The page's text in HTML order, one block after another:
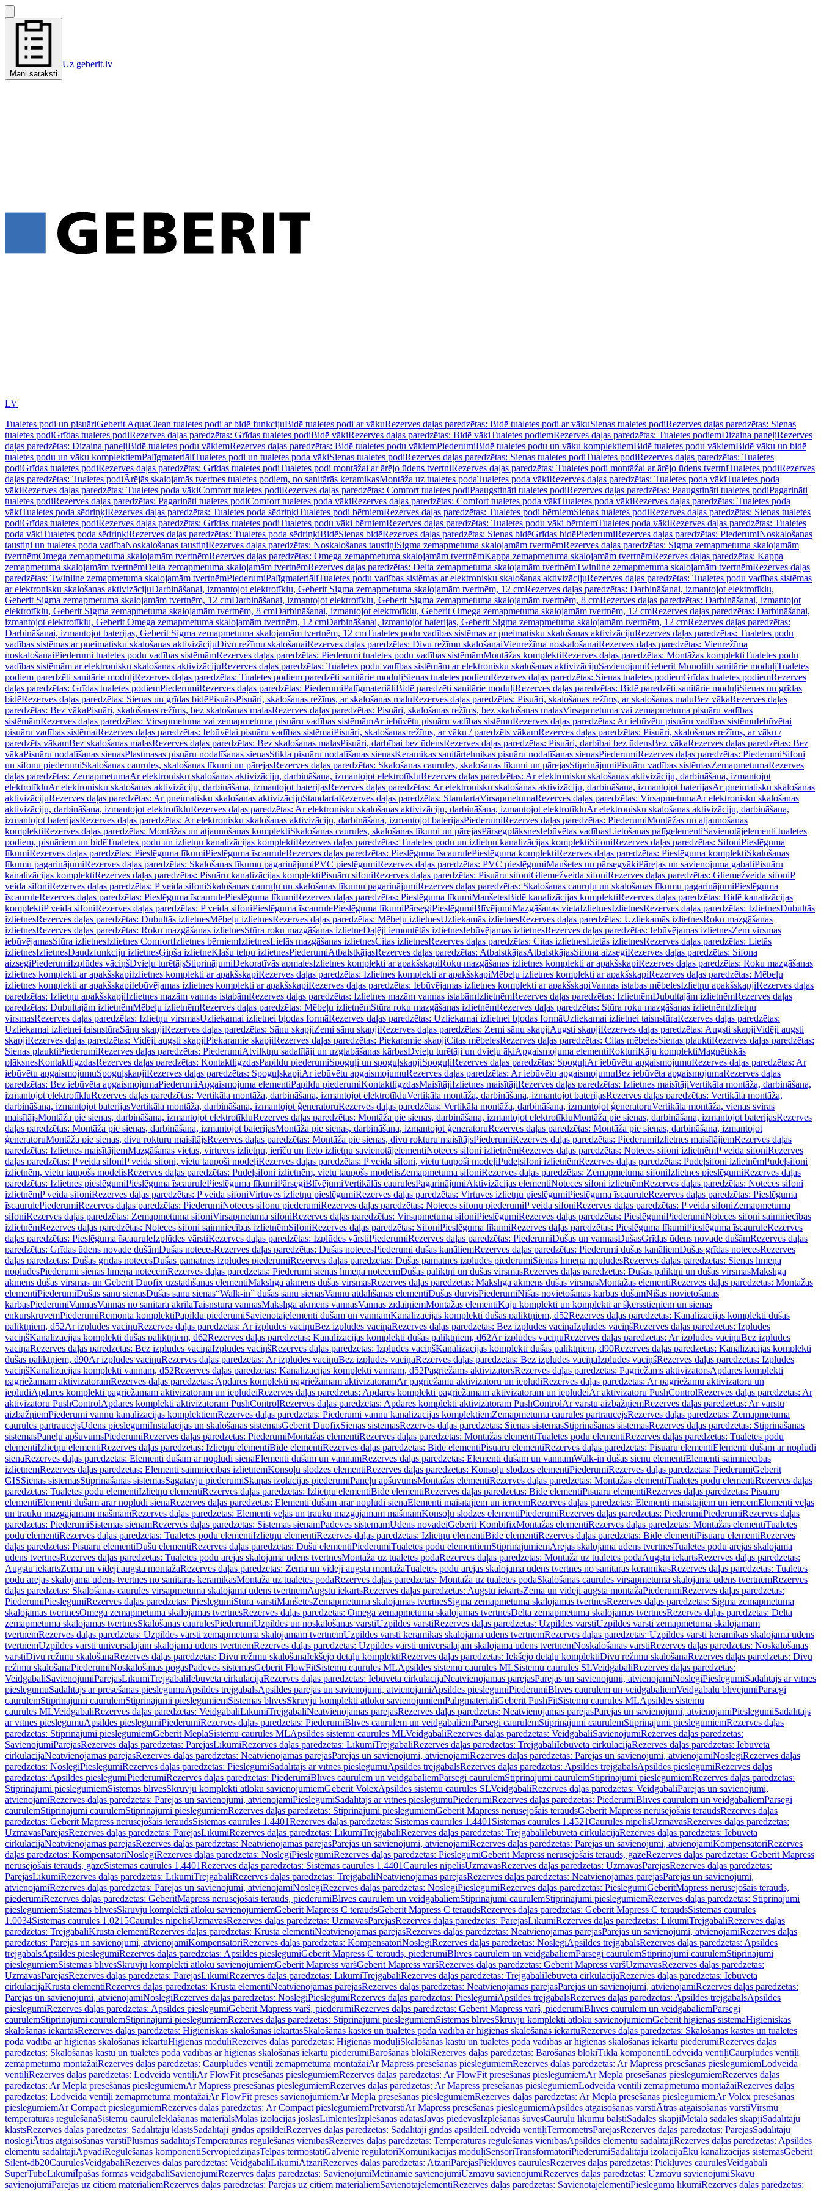
Mani saraksti
Uz geberit.lv
LV
Tualetes podi un pisuāriGeberit AquaClean tualetes podi ar bidē funkcijuBidē tualetes podi ar vākuRezerves daļas paredzētas: Bidē tualetes podi ar vākuSienas tualetes podiRezerves daļas paredzētas: Sienas
tualetes podiGrīdas tualetes podiRezerves daļas paredzētas: Grīdas tualetes podiBidē vākiRezerves daļas paredzētas: Bidē vākiTualetes podiemRezerves daļas paredzētas: Tualetes podiemDizaina paneļiRezerves
daļas paredzētas: Dizaina paneļiBidē tualetes podu vākiemRezerves daļas paredzētas: Bidē tualetes podu vākiemPiederumiBidē tualetes podu un vāku komplektiemBidē tualetes podu vākiemBidē vāku un bidē
tualetes podu un vāku komplektiemPalīgmateriāliTualetes podi un tualetes poda vākiSienas tualetes podiRezerves daļas paredzētas: Sienas tualetes podiTualetes podiRezerves daļas paredzētas: Tualetes
podiGrīdas tualetes podiRezerves daļas paredzētas: Grīdas tualetes podiTualetes podi montāžai ar ārējo ūdens tvertniRezerves daļas paredzētas: Tualetes podi montāžai ar ārējo ūdens tvertniTualetes podiRezerves
daļas paredzētas: Tualetes podiĀrējās skalojamās tvertnes tualetes podiem, no sanitārās keramikasMontāža uz tualetes podaTualetes poda vākiRezerves daļas paredzētas: Tualetes poda vākiTualetes poda
vākiRezerves daļas paredzētas: Tualetes poda vākiComfort tualetes podiRezerves daļas paredzētas: Comfort tualetes podiPaaugstināti tualetes podiRezerves daļas paredzētas: Paaugstināti tualetes podiPagarināti
tualetes podiRezerves daļas paredzētas: Pagarināti tualetes podiComfort tualetes poda vākiRezerves daļas paredzētas: Comfort tualetes poda vākiTualetes poda vākiRezerves daļas paredzētas: Tualetes poda
vākiTualetes poda sēdriņķiRezerves daļas paredzētas: Tualetes poda sēdriņķiTualetes podi bērniemRezerves daļas paredzētas: Tualetes podi bērniemSienas tualetes podiRezerves daļas paredzētas: Sienas tualetes
podiGrīdas tualetes podiRezerves daļas paredzētas: Grīdas tualetes podiTualetes podu vāki bērniemRezerves daļas paredzētas: Tualetes podu vāki bērniemTualetes poda vākiRezerves daļas paredzētas: Tualetes
poda vākiTualetes poda sēdriņķiRezerves daļas paredzētas: Tualetes poda sēdriņķiBidēSienas bidēRezerves daļas paredzētas: Sienas bidēGrīdas bidēPiederumiRezerves daļas paredzētas: PiederumiNoskalošanas
taustiņi un tualetes poda vadībaNoskalošanas taustiņiRezerves daļas paredzētas: Noskalošanas taustiņiSigma zemapmetuma skalojamām tvertnēmRezerves daļas paredzētas: Sigma zemapmetuma skalojamām
tvertnēmOmega zemapmetuma skalojamām tvertnēmRezerves daļas paredzētas: Omega zemapmetuma skalojamām tvertnēmKappa zemapmetuma skalojamām tvertnēmRezerves daļas paredzētas: Kappa
zemapmetuma skalojamām tvertnēmDelta zemapmetuma skalojamām tvertnēmRezerves daļas paredzētas: Delta zemapmetuma skalojamām tvertnēmTwinline zemapmetuma skalojamām tvertnēmRezerves daļas
paredzētas: Twinline zemapmetuma skalojamām tvertnēmPiederumiPalīgmateriāliTualetes podu vadības sistēmas ar elektronisku skalošanas aktivizācijuRezerves daļas paredzētas: Tualetes podu vadības sistēmas
ar elektronisku skalošanas aktivizācijuDarbināšanai, izmantojot elektrotīklu, Geberit Sigma zemapmetuma skalojamām tvertnēm, 12 cmRezerves daļas paredzētas: Darbināšanai, izmantojot elektrotīklu,
Geberit Sigma zemapmetuma skalojamām tvertnēm, 12 cmDarbināšanai, izmantojot elektrotīklu, Geberit Sigma zemapmetuma skalojamām tvertnēm, 8 cmRezerves daļas paredzētas: Darbināšanai, izmantojot
elektrotīklu, Geberit Sigma zemapmetuma skalojamām tvertnēm, 8 cmDarbināšanai, izmantojot elektrotīklu, Geberit Omega zemapmetuma skalojamām tvertnēm, 12 cmRezerves daļas paredzētas: Darbināšanai,
izmantojot elektrotīklu, Geberit Omega zemapmetuma skalojamām tvertnēm, 12 cmDarbināšanai, izmantojot baterijas, Geberit Sigma zemapmetuma skalojamām tvertnēm, 12 cmRezerves daļas paredzētas:
Darbināšanai, izmantojot baterijas, Geberit Sigma zemapmetuma skalojamām tvertnēm, 12 cmTualetes podu vadības sistēmas ar pneimatisku skalošanas aktivizācijuRezerves daļas paredzētas: Tualetes podu
vadības sistēmas ar pneimatisku skalošanas aktivizācijuDivu režīmu skalošanaiRezerves daļas paredzētas: Divu režīmu skalošanaiVienrežīma noskalošanaiRezerves daļas paredzētas: Vienrežīma
noskalošanaiPiederumi tualetes podu vadības sistēmāmRezerves daļas paredzētas: Piederumi tualetes podu vadības sistēmāmMontāžas komplektiRezerves daļas paredzētas: Montāžas komplektiTualetes podu
vadības sistēmām ar elektronisku skalošanas aktivizācijuRezerves daļas paredzētas: Tualetes podu vadības sistēmām ar elektronisku skalošanas aktivizācijuSavienojumiGeberit Monolith sanitārie moduļiTualetes
podiem paredzēti sanitārie moduļiRezerves daļas paredzētas: Tualetes podiem paredzēti sanitārie moduļiSienas tualetes podiemRezerves daļas paredzētas: Sienas tualetes podiemGrīdas tualetes podiemRezerves
daļas paredzētas: Grīdas tualetes podiemPiederumiRezerves daļas paredzētas: PiederumiPalīgmateriāliBidē paredzēti sanitārie moduļiRezerves daļas paredzētas: Bidē paredzēti sanitārie moduļiSienas un grīdas
bidēRezerves daļas paredzētas: Sienas un grīdas bidēPisuārsPisuāri, skalošanas režīms, ar skalošanas maluRezerves daļas paredzētas: Pisuāri, skalošanas režīms, ar skalošanas maluBez vākaRezerves daļas
paredzētas: Bez vākaPisuāri, skalošanas režīms, bez skalošanas malasRezerves daļas paredzētas: Pisuāri, skalošanas režīms, bez skalošanas malasVirsapmetuma vai zemapmetuma pisuāru vadības
sistēmāmRezerves daļas paredzētas: Virsapmetuma vai zemapmetuma pisuāru vadības sistēmāmAr iebūvētu pisuāru vadības sistēmuRezerves daļas paredzētas: Ar iebūvētu pisuāru vadības sistēmuIebūvētai
pisuāru vadības sistēmaiRezerves daļas paredzētas: Iebūvētai pisuāru vadības sistēmaiPisuāri, skalošanas režīms, ar vāku / paredzēts vākamRezerves daļas paredzētas: Pisuāri, skalošanas režīms, ar vāku /
paredzēts vākamBez skalošanas malasRezerves daļas paredzētas: Bez skalošanas malasPisuāri, darbībai bez ūdensRezerves daļas paredzētas: Pisuāri, darbībai bez ūdensBez vākaRezerves daļas paredzētas: Bez
vākaPisuāru nodalīšanas sienasPlastmasas pisuāru nodalīšanas sienasStikla pisuāru nodalīšanas sienasKeramikas sanitārtehnikas pisuāru nodalīšanas sienasPiederumiRezerves daļas paredzētas: PiederumiSifoni
un sifonu piederumiSkalošanas caurules, skalošanas līkumi un pārejasRezerves daļas paredzētas: Skalošanas caurules, skalošanas līkumi un pārejasStiprinājumiPisuāru vadības sistēmasZemapmetumaRezerves
daļas paredzētas: ZemapmetumaAr elektronisku skalošanas aktivizāciju, darbināšana, izmantojot elektrotīkluRezerves daļas paredzētas: Ar elektronisku skalošanas aktivizāciju, darbināšana, izmantojot
elektrotīkluAr elektronisku skalošanas aktivizāciju, darbināšana, izmantojot baterijasRezerves daļas paredzētas: Ar elektronisku skalošanas aktivizāciju, darbināšana, izmantojot baterijasAr pneimatisku skalošanas
aktivizācijuRezerves daļas paredzētas: Ar pneimatisku skalošanas aktivizācijuStandartaRezerves daļas paredzētas: StandartaVirsapmetumaRezerves daļas paredzētas: VirsapmetumaAr elektronisku skalošanas
aktivizāciju, darbināšana, izmantojot elektrotīkluRezerves daļas paredzētas: Ar elektronisku skalošanas aktivizāciju, darbināšana, izmantojot elektrotīkluAr elektronisku skalošanas aktivizāciju, darbināšana,
izmantojot baterijasRezerves daļas paredzētas: Ar elektronisku skalošanas aktivizāciju, darbināšana, izmantojot baterijasPiederumiRezerves daļas paredzētas: PiederumiMontāžas un atjaunošanas
komplektiRezerves daļas paredzētas: Montāžas un atjaunošanas komplektiSkalošanas caurules, skalošanas līkumi un pārejasPārsegplāksnesIebūvētas vadībasLietošanas palīgelementiSavienotājelementi tualetes
podiem, pisuāriem un bidēTualetes podu un izlietņu kanalizācijas komplektiRezerves daļas paredzētas: Tualetes podu un izlietņu kanalizācijas komplektiSifoniRezerves daļas paredzētas: SifoniPieslēguma
līkumiRezerves daļas paredzētas: Pieslēguma līkumiPieslēguma īscauruleRezerves daļas paredzētas: Pieslēguma īscaurulePieslēguma komplektiRezerves daļas paredzētas: Pieslēguma komplektiSkalošanas
līkumu pagarinājumiRezerves daļas paredzētas: Skalošanas līkumu pagarinājumiPVC pieslēgumiRezerves daļas paredzētas: PVC pieslēgumiManšetes un pārsegvākiPārejas un savienojuma gabaliPisuāru
kanalizācijas komplektiRezerves daļas paredzētas: Pisuāru kanalizācijas komplektiPisuāru sifoniRezerves daļas paredzētas: Pisuāru sifoniGliemežveida sifoniRezerves daļas paredzētas: Gliemežveida sifoniP
veida sifoniRezerves daļas paredzētas: P veida sifoniSkalošanas cauruļu un skalošanas līkumu pagarinājumiRezerves daļas paredzētas: Skalošanas cauruļu un skalošanas līkumu pagarinājumiPieslēguma
īscauruleRezerves daļas paredzētas: Pieslēguma īscaurulePieslēguma līkumiRezerves daļas paredzētas: Pieslēguma līkumiManšetesBidē kanalizācijas komplektiRezerves daļas paredzētas: Bidē kanalizācijas
komplektiP veida sifoniRezerves daļas paredzētas: P veida sifoniPieslēguma īscaurulePieslēguma līkumiPārsegiPieslēgumiBlīvējumiMazgāšanas vietaIzlietnesIzlietnesRezerves daļas paredzētas: IzlietnesDubultās
izlietnesRezerves daļas paredzētas: Dubultās izlietnesMēbeļu izlietnesRezerves daļas paredzētas: Mēbeļu izlietnesUzliekamās izlietnesRezerves daļas paredzētas: Uzliekamās izlietnesRoku mazgāšanas
izlietnesRezerves daļas paredzētas: Roku mazgāšanas izlietnesStūra roku mazgāšanas izlietneDaļēji iemontētās izlietnesIebūvējamas izlietnesRezerves daļas paredzētas: Iebūvējamas izlietnesZem virsmas
iebūvējamasStūra izlietnesIzlietnes ComfortIzlietnes bērniemIzlietnesLielās mazgāšanas izlietnesCitas izlietnesRezerves daļas paredzētas: Citas izlietnesLietās izlietnesRezerves daļas paredzētas: Lietās
izlietnesIzlietnesDaudzfunkciju izlietnesĢipša izlietneKlašu telpu izlietnesPiederumiAtbalstkājasRezerves daļas paredzētas: AtbalstkājasAtbalstkājasSifona aizsegiRezerves daļas paredzētas: Sifona
aizsegiPiederumiIzplūdes vāciņšDvieļu turētājsStiprinājumiDekoratīvās apmalesIzlietnes komplekti ar apakšskapiRoku mazgāšanas izlietnes komplekti ar apakšskapiRezerves daļas paredzētas: Roku mazgāšanas
izlietnes komplekti ar apakšskapiIzlietnes komplekti ar apakšskapiRezerves daļas paredzētas: Izlietnes komplekti ar apakšskapiMēbeļu izlietnes komplekti ar apakšskapiRezerves daļas paredzētas: Mēbeļu
izlietnes komplekti ar apakšskapiIebūvējamas izlietnes komplekti ar apakšskapiRezerves daļas paredzētas: Iebūvējamas izlietnes komplekti ar apakšskapiVannas istabas mēbelesIzlietņu apakšskapjiRezerves daļas
paredzētas: Izlietņu apakšskapjiIzlietnes mazām vannas istabāmRezerves daļas paredzētas: Izlietnes mazām vannas istabāmIzlietnēmRezerves daļas paredzētas: IzlietnēmDubultajām izlietnēmRezerves daļas
paredzētas: Dubultajām izlietnēmMēbeļu izlietnēmRezerves daļas paredzētas: Mēbeļu izlietnēmStūra roku mazgāšanas izlietnēmRezerves daļas paredzētas: Stūra roku mazgāšanas izlietnēmIzlietņu
virsmasRezerves daļas paredzētas: Izlietņu virsmasUzliekamai izlietnei bļodas formāRezerves daļas paredzētas: Uzliekamai izlietnei bļodas formāUzliekamai izlietnei taisnstūraRezerves daļas paredzētas:
Uzliekamai izlietnei taisnstūraSānu skapjiRezerves daļas paredzētas: Sānu skapjiZemi sānu skapjiRezerves daļas paredzētas: Zemi sānu skapjiAugsti skapjiRezerves daļas paredzētas: Augsti skapjiVidēji augsti
skapjiRezerves daļas paredzētas: Vidēji augsti skapjiPiekaramie skapjiRezerves daļas paredzētas: Piekaramie skapjiCitas mēbelesRezerves daļas paredzētas: Citas mēbelesSienas plauktiRezerves daļas paredzētas:
Sienas plauktiPiederumiRezerves daļas paredzētas: PiederumiAtvilktņu sadalītāji un uzglabāšanas kārbasDvieļu turētāji un dvieļu āķiApgaismojuma elementiRokturiKāju komplektiMagnētiskās
plāksnesKontaktligzdasRezerves daļas paredzētas: KontaktligzdasPapildu piederumiSpoguļi un spoguļskapjiSpoguļiRezerves daļas paredzētas: SpoguļiAr iebūvētu apgaismojumuRezerves daļas paredzētas: Ar
iebūvētu apgaismojumuSpoguļskapjiRezerves daļas paredzētas: SpoguļskapjiAr iebūvētu apgaismojumuRezerves daļas paredzētas: Ar iebūvētu apgaismojumuBez iebūvēta apgaismojumaRezerves daļas
paredzētas: Bez iebūvēta apgaismojumaPiederumiApgaismojuma elementiPapildu piederumiKontaktligzdasMaisītājiIzlietnes maisītājiRezerves daļas paredzētas: Izlietnes maisītājiVertikāla montāža, darbināšana,
izmantojot elektrotīkluRezerves daļas paredzētas: Vertikāla montāža, darbināšana, izmantojot elektrotīkluVertikāla montāža, darbināšana, izmantojot baterijasRezerves daļas paredzētas: Vertikāla montāža,
darbināšana, izmantojot baterijasVertikāla montāža, darbināšana, izmantojot ģeneratoruRezerves daļas paredzētas: Vertikāla montāža, darbināšana, izmantojot ģeneratoruVertikāla montāža, vienas sviras
maisītājsMontāža pie sienas, darbināšana, izmantojot elektrotīkluRezerves daļas paredzētas: Montāža pie sienas, darbināšana, izmantojot elektrotīkluMontāža pie sienas, darbināšana, izmantojot baterijasRezerves
daļas paredzētas: Montāža pie sienas, darbināšana, izmantojot baterijasMontāža pie sienas, darbināšana, izmantojot ģeneratoruRezerves daļas paredzētas: Montāža pie sienas, darbināšana, izmantojot
ģeneratoruMontāža pie sienas, divu rokturu maisītājsRezerves daļas paredzētas: Montāža pie sienas, divu rokturu maisītājsPiederumiRezerves daļas paredzētas: PiederumiIzlietnes maisītājiemRezerves daļas
paredzētas: Izlietnes maisītājiemMazgāšanas vietas, virtuves izlietņu, ierīču un lieto izlietņu savienotājelementiNoteces sifoni izlietnēmRezerves daļas paredzētas: Noteces sifoni izlietnēmP veida sifoniRezerves
daļas paredzētas: P veida sifoniP veida sifoni, vietu taupoši modeļiRezerves daļas paredzētas: P veida sifoni, vietu taupoši modeļiPudeļsifoni izlietnēmRezerves daļas paredzētas: Pudeļsifoni izlietnēmPudeļsifoni
izlietnēm, vietu taupošs modelisRezerves daļas paredzētas: Pudeļsifoni izlietnēm, vietu taupošs modelisZemapmetuma sifoniRezerves daļas paredzētas: Zemapmetuma sifoniIzlietnes pieslēgumiRezerves daļas
paredzētas: Izlietnes pieslēgumiPieslēguma īscaurulePieslēguma līkumiPārsegiBlīvējumiVertikālās caurulesPagarinājumiAktivizācijas elementiNoteces sifoni izlietnēmRezerves daļas paredzētas: Noteces sifoni
izlietnēmP veida sifoniRezerves daļas paredzētas: P veida sifoniVirtuves izlietņu pieslēgumiRezerves daļas paredzētas: Virtuves izlietņu pieslēgumiPieslēguma īscauruleRezerves daļas paredzētas: Pieslēguma
īscaurulePiederumiRezerves daļas paredzētas: PiederumiNoteces sifonu piederumiRezerves daļas paredzētas: Noteces sifonu piederumiP veida sifoniRezerves daļas paredzētas: P veida sifoniZemapmetuma
sifoniRezerves daļas paredzētas: Zemapmetuma sifoniVirsapmetuma sifoniRezerves daļas paredzētas: Virsapmetuma sifoniPieslēgumiRezerves daļas paredzētas: PieslēgumiPiederumiNoteces sifoni saimniecības
izlietnēmRezerves daļas paredzētas: Noteces sifoni saimniecības izlietnēmSifoniRezerves daļas paredzētas: SifoniPieslēguma līkumiRezerves daļas paredzētas: Pieslēguma līkumiPieslēguma īscauruleRezerves
daļas paredzētas: Pieslēguma īscauruleIzplūdes vārstiRezerves daļas paredzētas: Izplūdes vārstiPiederumiRezerves daļas paredzētas: PiederumiDušas un vannasDušasGrīdas ūdens novade dušāmRezerves daļas
paredzētas: Grīdas ūdens novade dušāmDušas notecesRezerves daļas paredzētas: Dušas notecesPiederumi dušas kanāliemRezerves daļas paredzētas: Piederumi dušas kanāliemDušas grīdas notecesRezerves
daļas paredzētas: Dušas grīdas notecesDušas pamatnes izplūdes piederumiRezerves daļas paredzētas: Dušas pamatnes izplūdes piederumiSienas līmeņa noplūdesRezerves daļas paredzētas: Sienas līmeņa
noplūdesPiederumi sienas līmeņa notecēmRezerves daļas paredzētas: Piederumi sienas līmeņa notecēmDušas paliktņi un dušas virsmasRezerves daļas paredzētas: Dušas paliktņi un dušas virsmasMākslīgā
akmens dušas virsmas un Geberit Duofix uzstādīšanas elementiMākslīgā akmens dušas virsmasRezerves daļas paredzētas: Mākslīgā akmens dušas virsmasMontāžas elementiRezerves daļas paredzētas: Montāžas
elementiPiederumiDušas sānu sienasDušas sānu sienas“Walk-in” dušas sānu sienasVannu atdalīšanas elementiDušas durvisPiederumiNišas novietošanas kārbas dušāmNišas novietošanas
kārbasPiederumiVannasVannas no sanitārā akrilaTaisnstūra vannasMākslīgā akmens vannasVannas zīdaiņiemMontāžas elementiKāju komplekti un komplekti ar šķērsstieņiem un sienas
enkurskrūvēmPiederumiRemonta komplektiPapildu piederumiSavienotājelementi dušām un vannāmKanalizācijas komplekti dušas paliktņiem, d52Rezerves daļas paredzētas: Kanalizācijas komplekti dušas
paliktņiem, d52Ar izplūdes vāciņuRezerves daļas paredzētas: Ar izplūdes vāciņuBez izplūdes vāciņaRezerves daļas paredzētas: Bez izplūdes vāciņaIzplūdes vāciņšRezerves daļas paredzētas: Izplūdes
vāciņšKanalizācijas komplekti dušas paliktņiem, d62Rezerves daļas paredzētas: Kanalizācijas komplekti dušas paliktņiem, d62Ar izplūdes vāciņuRezerves daļas paredzētas: Ar izplūdes vāciņuBez izplūdes
vāciņaRezerves daļas paredzētas: Bez izplūdes vāciņaIzplūdes vāciņšRezerves daļas paredzētas: Izplūdes vāciņšKanalizācijas komplekti dušas paliktņiem, d90Rezerves daļas paredzētas: Kanalizācijas komplekti
dušas paliktņiem, d90Ar izplūdes vāciņuRezerves daļas paredzētas: Ar izplūdes vāciņuBez izplūdes vāciņaRezerves daļas paredzētas: Bez izplūdes vāciņaIzplūdes vāciņšRezerves daļas paredzētas: Izplūdes
vāciņšKanalizācijas komplekti vannām, d52Rezerves daļas paredzētas: Kanalizācijas komplekti vannām, d52Pagriežams aktivizatorsRezerves daļas paredzētas: Pagriežams aktivizatorsApdares komplekti
pagriežamam aktivizatoramRezerves daļas paredzētas: Apdares komplekti pagriežamam aktivizatoramAr pagriežamu aktivizatoru un ieplūdiRezerves daļas paredzētas: Ar pagriežamu aktivizatoru un
ieplūdiApdares komplekti pagriežamam aktivizatoram un ieplūdeiRezerves daļas paredzētas: Apdares komplekti pagriežamam aktivizatoram un ieplūdeiAr aktivizatoru PushControlRezerves daļas paredzētas: Ar
aktivizatoru PushControlApdares komplekti aktivizatoram PushControlRezerves daļas paredzētas: Apdares komplekti aktivizatoram PushControlAr vārstu aizbāžņiemRezerves daļas paredzētas: Ar vārstu
aizbāžņiemPiederumi vannu kanalizācijas komplektiemRezerves daļas paredzētas: Piederumi vannu kanalizācijas komplektiemZemapmetuma caurules pārtraucējsRezerves daļas paredzētas: Zemapmetuma
caurules pārtraucējsŪdens pieslēgumiInstalācijas un skalošanas sistēmasGeberit DuofixSienas sistēmasRezerves daļas paredzētas: Sienas sistēmasStiprināšanas sistēmasRezerves daļas paredzētas: Stiprināšanas
sistēmasPaneļu apšuvumsPiederumiRezerves daļas paredzētas: PiederumiMontāžas elementiRezerves daļas paredzētas: Montāžas elementiTualetes podu elementiRezerves daļas paredzētas: Tualetes podu
elementiIzlietņu elementiRezerves daļas paredzētas: Izlietņu elementiBidē elementiRezerves daļas paredzētas: Bidē elementiPisuāru elementiRezerves daļas paredzētas: Pisuāru elementiElementi dušām ar noplūdi
sienāRezerves daļas paredzētas: Elementi dušām ar noplūdi sienāElementi dušām un vannāmRezerves daļas paredzētas: Elementi dušām un vannāmWalk-in dušas sienu elementiElementi saimniecības
izlietnēmRezerves daļas paredzētas: Elementi saimniecības izlietnēmKonsoļu slodzes elementiRezerves daļas paredzētas: Konsoļu slodzes elementiPiederumiRezerves daļas paredzētas: PiederumiGeberit
GISSienas sistēmasStiprināšanas sistēmasSagatavju piederumiSkaņas izolācijas piederumiPaneļu apšuvumsMontāžas elementiRezerves daļas paredzētas: Montāžas elementiTualetes podu elementiRezerves daļas
paredzētas: Tualetes podu elementiIzlietņu elementiRezerves daļas paredzētas: Izlietņu elementiBidē elementiRezerves daļas paredzētas: Bidē elementiPisuāru elementiRezerves daļas paredzētas: Pisuāru
elementiElementi dušām arar noplūdi sienāRezerves daļas paredzētas: Elementi dušām arar noplūdi sienāElementi maisītājiem un ierīcēmRezerves daļas paredzētas: Elementi maisītājiem un ierīcēmElementi veļas
un trauku mazgājamām mašīnāmRezerves daļas paredzētas: Elementi veļas un trauku mazgājamām mašīnāmKonsoļu slodzes elementiPiederumiRezerves daļas paredzētas: PiederumiPiederumiRezerves daļas
paredzētas: PiederumiSistēmas sienāmRezerves daļas paredzētas: Sistēmas sienāmPadeves sistēmāmŪdens novadeiGeberit KombifixMontāžas elementiRezerves daļas paredzētas: Montāžas elementiTualetes
podu elementiRezerves daļas paredzētas: Tualetes podu elementiIzlietņu elementiRezerves daļas paredzētas: Izlietņu elementiBidē elementiRezerves daļas paredzētas: Bidē elementiPisuāru elementiRezerves
daļas paredzētas: Pisuāru elementiDušu elementiRezerves daļas paredzētas: Dušu elementiPiederumiTualetes podu elementiemStiprinājumiemĀrējās skalojamā ūdens tvertnesTualetes podu ārējās skalojamā
ūdens tvertnesRezerves daļas paredzētas: Tualetes podu ārējās skalojamā ūdens tvertnesMontāža uz tualetes podaRezerves daļas paredzētas: Montāža uz tualetes podaAugstu iekārtsRezerves daļas paredzētas:
Augstu iekārtsZema un vidēji augsta montāžaRezerves daļas paredzētas: Zema un vidēji augsta montāžaTualetes podu ārējās skalojamā ūdens tvertnes no sanitārās keramikasRezerves daļas paredzētas: Tualetes
podu ārējās skalojamā ūdens tvertnes no sanitārās keramikasMontāža uz tualetes podaRezerves daļas paredzētas: Montāža uz tualetes podaSkalošanas caurules virsapmetuma skalojamā ūdens tvertnēmRezerves
daļas paredzētas: Skalošanas caurules virsapmetuma skalojamā ūdens tvertnēmAugstu iekārtsRezerves daļas paredzētas: Augstu iekārtsZema un vidēji augsta montāžaPiederumiRezerves daļas paredzētas:
PiederumiPieslēgumiRezerves daļas paredzētas: PieslēgumiStūra vārstiManšetesZemapmetuma skalojamās tvertnesSigma zemapmetuma skalojamās tvertnesRezerves daļas paredzētas: Sigma zemapmetuma
skalojamās tvertnesOmega zemapmetuma skalojamās tvertnesRezerves daļas paredzētas: Omega zemapmetuma skalojamās tvertnesDelta zemapmetuma skalojamās tvertnesRezerves daļas paredzētas: Delta
zemapmetuma skalojamās tvertnesSkalošanas caurulesPiederumiUzpildes un noskalošanas vārstiUzpildes vārstiRezerves daļas paredzētas: Uzpildes vārstiUzpildes vārsti zemapmetuma skalojamām
tvertnēmRezerves daļas paredzētas: Uzpildes vārsti zemapmetuma skalojamām tvertnēmUzpildes vārsti keramikas skalojamā ūdens tvertnēmRezerves daļas paredzētas: Uzpildes vārsti keramikas skalojamā ūdens
tvertnēmUzpildes vārsti universālajām skalojamā ūdens tvertnēmRezerves daļas paredzētas: Uzpildes vārsti universālajām skalojamā ūdens tvertnēmNoskalošanas vārstiRezerves daļas paredzētas: Noskalošanas
vārstiDivu režīmu skalošanaRezerves daļas paredzētas: Divu režīmu skalošanaIekšējo detaļu komplektiRezerves daļas paredzētas: Iekšējo detaļu komplektiDivu režīmu skalošanaRezerves daļas paredzētas: Divu
režīmu skalošanaPiederumiNoskalošanas pogasPadeves sistēmasGeberit FlowFitSistēmu caurules MLApsildes sistēmu caurules MLSistēmu caurules SLVeidgabaliRezerves daļas paredzētas:
VeidgabaliSavienojumiPārejasLīkumiTrejgabaliIebūvēta cirkulācijaRezerves daļas paredzētas: Iebūvēta cirkulācijaNeatvienojamas pārejasPārejas un savienojumi, atvienojamiNoslēgiPieslēgumiSadalītājs ar vītnes
pieslēgumuSadalītājs ar presēšanas pieslēgumuApsildes trejgabalsApsildes pārejas un savienojumi, atvienojamiApsildes pieslēgumiPiederumiBlīves caurulēm un veidgabaliemVeidgabalu blīvējumiPārsegi
caurulēmStiprinājumi caurulēmStiprinājumi pieslēgumiemSistēmas blīvesSkrūvju komplekti atloku savienojumiemPalīgmateriāliGeberit PushFitSistēmu caurules MLApsildes sistēmu
caurules MLVeidgabaliRezerves daļas paredzētas: VeidgabaliLīkumiTrejgabaliNeatvienojamas pārejasRezerves daļas paredzētas: Neatvienojamas pārejasPārejas un savienojumi, atvienojamiPieslēgumiSadalītājs
ar vītnes pieslēgumuApsildes pieslēgumiPiederumiRezerves daļas paredzētas: PiederumiBlīves caurulēm un veidgabaliemPārsegi caurulēmStiprinājumi caurulēmStiprinājumi pieslēgumiemRezerves daļas
paredzētas: Stiprinājumi pieslēgumiemGeberit MeplaSistēmu caurules MLApsildes sistēmu caurules MLVeidgabaliRezerves daļas paredzētas: VeidgabaliSavienojumiRezerves daļas paredzētas:
SavienojumiPārejasRezerves daļas paredzētas: PārejasLīkumiRezerves daļas paredzētas: LīkumiTrejgabaliRezerves daļas paredzētas: TrejgabaliIebūvēta cirkulācijaRezerves daļas paredzētas: Iebūvēta
cirkulācijaNeatvienojamas pārejasRezerves daļas paredzētas: Neatvienojamas pārejasPārejas un savienojumi, atvienojamiRezerves daļas paredzētas: Pārejas un savienojumi, atvienojamiNoslēgiRezerves daļas
paredzētas: NoslēgiPieslēgumiRezerves daļas paredzētas: PieslēgumiSadalītājs ar vītnes pieslēgumuApsildes trejgabalsRezerves daļas paredzētas: Apsildes trejgabalsApsildes pieslēgumiRezerves daļas
paredzētas: Apsildes pieslēgumiPiederumiRezerves daļas paredzētas: PiederumiBlīves caurulēm un veidgabaliemPārsegi caurulēmStiprinājumi caurulēmStiprinājumi pieslēgumiemRezerves daļas paredzētas:
Stiprinājumi pieslēgumiemSistēmas blīvesSkrūvju komplekti atloku savienojumiemGeberit VolexApsildes sistēmu caurules SLVeidgabaliRezerves daļas paredzētas: VeidgabaliPārejas un savienojumi,
atvienojamiRezerves daļas paredzētas: Pārejas un savienojumi, atvienojamiPieslēgumiSadalītājs ar vītnes pieslēgumuPiederumiRezerves daļas paredzētas: PiederumiBlīves caurulēm un veidgabaliemPārsegi
caurulēmStiprinājumi caurulēmStiprinājumi pieslēgumiemRezerves daļas paredzētas: Stiprinājumi pieslēgumiemGeberit Mapress nerūsējošais tēraudsGeberit Mapress nerūsējošais tēraudsRezerves daļas
paredzētas: Geberit Mapress nerūsējošais tēraudsSistēmas caurules 1.4401Rezerves daļas paredzētas: Sistēmas caurules 1.4401 Sistēmas caurules 1.4521Caurules nipelisUzmavasRezerves daļas paredzētas:
UzmavasPārejasRezerves daļas paredzētas: PārejasLīkumiRezerves daļas paredzētas: LīkumiTrejgabaliRezerves daļas paredzētas: TrejgabaliIebūvēta cirkulācijaRezerves daļas paredzētas: Iebūvēta
cirkulācijaNeatvienojamas pārejasRezerves daļas paredzētas: Neatvienojamas pārejasPārejas un savienojumi, atvienojamiRezerves daļas paredzētas: Pārejas un savienojumi, atvienojamiKompensatoriRezerves
daļas paredzētas: KompensatoriNoslēgiRezerves daļas paredzētas: NoslēgiPieslēgumiRezerves daļas paredzētas: PieslēgumiGeberit Mapress nerūsējošais tērauds, gāzeRezerves daļas paredzētas: Geberit Mapress
nerūsējošais tērauds, gāzeSistēmas caurules 1.4401Rezerves daļas paredzētas: Sistēmas caurules 1.4401Caurules nipelisUzmavasRezerves daļas paredzētas: UzmavasPārejasRezerves daļas paredzētas:
PārejasLīkumiRezerves daļas paredzētas: LīkumiTrejgabaliRezerves daļas paredzētas: TrejgabaliNeatvienojamas pārejasRezerves daļas paredzētas: Neatvienojamas pārejasPārejas un savienojumi,
atvienojamiRezerves daļas paredzētas: Pārejas un savienojumi, atvienojamiNoslēgiRezerves daļas paredzētas: NoslēgiPieslēgumiRezerves daļas paredzētas: PieslēgumiGeberitMapress nerūsējošais tērauds,
piederumiRezerves daļas paredzētas: GeberitMapress nerūsējošais tērauds, piederumiBlīves caurulēm un veidgabaliemStiprinājumi caurulēmStiprinājumi pieslēgumiemRezerves daļas paredzētas: Stiprinājumi
pieslēgumiemSistēmas blīvesSkrūvju komplekti atloku savienojumiemGeberit Mapress C tēraudsGeberit Mapress C tēraudsRezerves daļas paredzētas: Geberit Mapress C tēraudsSistēmas caurules
1.0034Sistēmas caurules 1.0215Caurules nipelisUzmavasRezerves daļas paredzētas: UzmavasPārejasRezerves daļas paredzētas: PārejasLīkumiRezerves daļas paredzētas: LīkumiTrejgabaliRezerves daļas
paredzētas: TrejgabaliKrusta elementiRezerves daļas paredzētas: Krusta elementiNeatvienojamas pārejasRezerves daļas paredzētas: Neatvienojamas pārejasPārejas un savienojumi, atvienojamiRezerves daļas
paredzētas: Pārejas un savienojumi, atvienojamiKompensatoriRezerves daļas paredzētas: KompensatoriNoslēgiRezerves daļas paredzētas: NoslēgiApsildes trejgabalsRezerves daļas paredzētas: Apsildes
trejgabalsApsildes pieslēgumiRezerves daļas paredzētas: Apsildes pieslēgumiGeberit Mapress C tērauds, piederumiBlīves caurulēm un veidgabaliemPārsegi caurulēmStiprinājumi caurulēmStiprinājumi
pieslēgumiemSistēmas blīvesSkrūvju komplekti atloku savienojumiemGeberit Mapress varšGeberit Mapress varšRezerves daļas paredzētas: Geberit Mapress varšUzmavasRezerves daļas paredzētas:
UzmavasPārejasRezerves daļas paredzētas: PārejasLīkumiRezerves daļas paredzētas: LīkumiTrejgabaliRezerves daļas paredzētas: TrejgabaliIebūvēta cirkulācijaRezerves daļas paredzētas: Iebūvēta
cirkulācijaKrusta elementiRezerves daļas paredzētas: Krusta elementiNeatvienojamas pārejasRezerves daļas paredzētas: Neatvienojamas pārejasPārejas un savienojumi, atvienojamiRezerves daļas paredzētas:
Pārejas un savienojumi, atvienojamiNoslēgiRezerves daļas paredzētas: NoslēgiPieslēgumiRezerves daļas paredzētas: PieslēgumiApsildes trejgabalsRezerves daļas paredzētas: Apsildes trejgabalsApsildes
pieslēgumiRezerves daļas paredzētas: Apsildes pieslēgumiGeberit Mapress varš, piederumiRezerves daļas paredzētas: Geberit Mapress varš, piederumiBlīves caurulēm un veidgabaliemPārsegi
caurulēmStiprinājumi caurulēmStiprinājumi pieslēgumiemRezerves daļas paredzētas: Stiprinājumi pieslēgumiemSistēmas blīvesSkrūvju komplekti atloku savienojumiemGeberit higiēnas sistēmaHigiēniskās
skalošanas iekārtasRezerves daļas paredzētas: Higiēniskās skalošanas iekārtasSkalošanas kastes un tualetes poda vadība ar higiēnas skalošanas iekārtuRezerves daļas paredzētas: Skalošanas kastes un tualetes
poda vadība ar higiēnas skalošanas iekārtuHigiēnas moduļiRezerves daļas paredzētas: Higiēnas moduļiSkalošanas kastu un tualetes poda vadības ar higiēnas skalošanas iekārtu piederumiRezerves daļas
paredzētas: Skalošanas kastu un tualetes poda vadības ar higiēnas skalošanas iekārtu piederumiBarošanas blokiRezerves daļas paredzētas: Barošanas blokiTīkla komponentiLodveida ventiļiCaurplūdes ventiļi
zemapmetuma montāžaiRezerves daļas paredzētas: Caurplūdes ventiļi zemapmetuma montāžaiAr Mapress presēšanas pieslēgumiemRezerves daļas paredzētas: Ar Mapress presēšanas pieslēgumiemLodveida
ventiļiRezerves daļas paredzētas: Lodveida ventiļiAr FlowFit presēšanas pieslēgumiemRezerves daļas paredzētas: Ar FlowFit presēšanas pieslēgumiemAr Mepla presēšanas pieslēgumiemRezerves daļas
paredzētas: Ar Mepla presēšanas pieslēgumiemAr Mapress presēšanas pieslēgumiemRezerves daļas paredzētas: Ar Mapress presēšanas pieslēgumiemLodveida ventiļi zemapmetuma montāžaiRezerves daļas
paredzētas: Lodveida ventiļi zemapmetuma montāžaiAr FlowFit preses savienojumiemAr Mepla presēšanas pieslēgumiemRezerves daļas paredzētas: Ar Mepla presēšanas pieslēgumiemAr Volex presēšanas
pieslēgumiemAr Compact pieslēgumiemRezerves daļas paredzētas: Ar Compact pieslēgumiemPretvārstiAr Mapress presēšanas pieslēgumiemApsildes atgaisošanas vārstiĀtrās atgaisošanas vārstiVirsmu
temperatūras regulēšanaSistēmu cauruleIeklāšanas materiālsMalas izolācijas joslasLīmlentesIzplešanas adatasJavas piedevasIzplešanās šuvesCauruļu līkumu balstiSadales skapjiMetāla sadales skapjiSadalītāju
klāstsRezerves daļas paredzētas: Sadalītāju klāstsSadalītāji grīdas apsildeiRezerves daļas paredzētas: Sadalītāji grīdas apsildeiLodveida ventiļiTermometrsPārejasRezerves daļas paredzētas: PārejasSadalītāju
noslēgiĀtrās atgaisošanas vārstiPlūsmas sadalītājsTemperatūras regulēšanas vienībasRezerves daļas paredzētas: Temperatūras regulēšanas vienībasApsildes elementu sadalītājiRezerves daļas paredzētas: Apsildes
elementu sadalītājiApvadiRegulēšanas komponentiServopiedziņasTelpas termostatiGalvenie regulatoriKomunikācijas moduļiSensoriTransformatoriPiederumiSadalītāju izolācijaĒku kanalizācijas sistēmasGeberit
Silent-db20CaurulesVeidgabaliRezerves daļas paredzētas: VeidgabaliLīkumiAtzariRezerves daļas paredzētas: AtzariPārejasPiekļuves caurulesRezerves daļas paredzētas: Piekļuves caurulesVeidgabali
SuperTubeLīkumiĪpašas formas veidgabaliSavienojumiRezerves daļas paredzētas: SavienojumiMetināmie savienojumiUzmavu savienojumiRezerves daļas paredzētas: Uzmavu savienojumiSkavu
savienojumiPārejas uz citiem materiāliemRezerves daļas paredzētas: Pārejas uz citiem materiāliemSavienotājelementiRezerves daļas paredzētas: SavienotājelementiPieslēguma līkumiRezerves daļas paredzētas: